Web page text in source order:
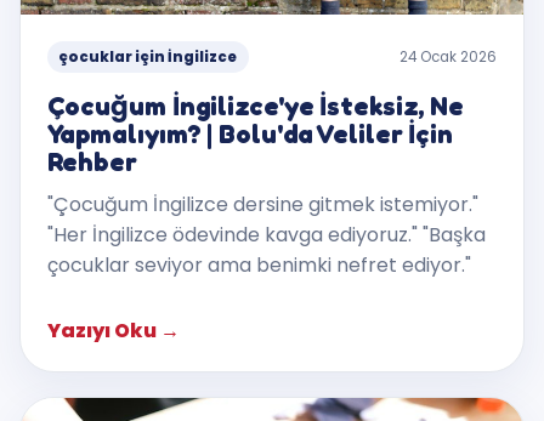
çocuklar için İngilizce 24 Ocak 2026
Çocuğum İngilizce'ye İsteksiz, Ne
Yapmalıyım? | Bolu'da Veliler İçin
Rehber
"Çocuğum İngilizce dersine gitmek istemiyor."
"Her İngilizce ödevinde kavga ediyoruz." "Başka
çocuklar seviyor ama benimki nefret ediyor."
Yazıyı Oku →